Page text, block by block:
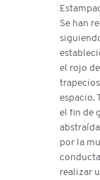
Se han
el rojo
espacio.
el fin de
por la
realizar